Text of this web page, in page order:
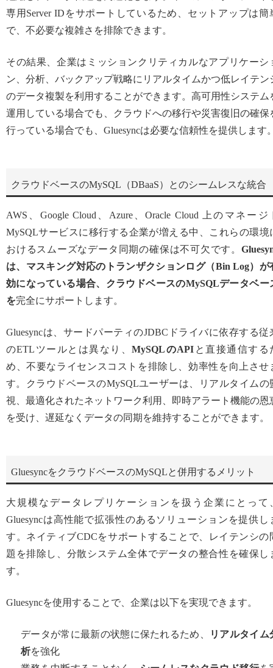
専用Server IDをサポートしているため、セットアップは簡
で、不必要な複雑さを排除できます。
その結果、企業はミッションクリティカルなアプリケーシ
ン、分析、バックアップ戦略にリアルタイムかつ低レイテン
のデータ複製を利用することができます。高可用性システム
運用している場合でも、クラウドへの移行や災害復旧の確保
行っている場合でも、Gluesyncは必要な信頼性を提供します
クラウドベースのMySQL（DBaaS）とのシームレスな統合
AWS、Google Cloud、Azure、Oracle Cloud 上のマネージ
MySQLサービスに移行する企業が増える中、これらの環境
おけるスムーズなデータ同期の確保は不可欠です。
は、マスキング対応のトランザクションログ（Bin Log）が
効になっている場合、クラウドベースのMySQLデータベー
を完全にサポートします。
Gluesyncは、サードパーティのJDBCドライバに依存する従
のETLツールとは異なり、MySQLのAPI と直接通信する
め、不要なライセンスコストを排除し、効率性を向上させ
す。クラウドベースのMySQLユーザーは、リアルタイムの
視、最適化されたネットワーク利用、即時アラート機能の恩
を受け、遅延なくデータの同期を維持することができます。
GluesyncをクラウドベースのMySQLと併用するメリット
大規模なデータレプリケーションを扱う企業にとって
Gluesyncは高性能で拡張性のあるソリューションを提供し
す。ネイティブCDCをサポートすることで、レイテンシの
題を排除し、分散システム全体でデータの整合性を確保し
す。
Gluesyncを使用することで、企業は以下を実現できます。
データが常に最新の状態に保たれるため、
リアルタイム
析を強化